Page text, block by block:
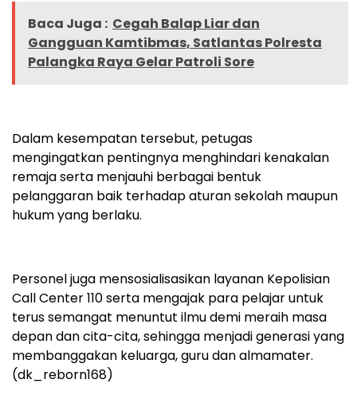
Baca Juga : Cegah Balap Liar dan
Gangguan Kamtibmas, Satlantas Polresta
Palangka Raya Gelar Patroli Sore
Dalam kesempatan tersebut, petugas
mengingatkan pentingnya menghindari kenakalan
remaja serta menjauhi berbagai bentuk
pelanggaran baik terhadap aturan sekolah maupun
hukum yang berlaku.
Personel juga mensosialisasikan layanan Kepolisian
Call Center 110 serta mengajak para pelajar untuk
terus semangat menuntut ilmu demi meraih masa
depan dan cita-cita, sehingga menjadi generasi yang
membanggakan keluarga, guru dan almamater.
(dk_reborn168)